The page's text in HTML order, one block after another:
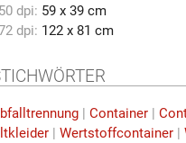
dpi: 59 x 39 cm
dpi: 122 x 81 cm
|Container |
|Wertstoffcontainer |